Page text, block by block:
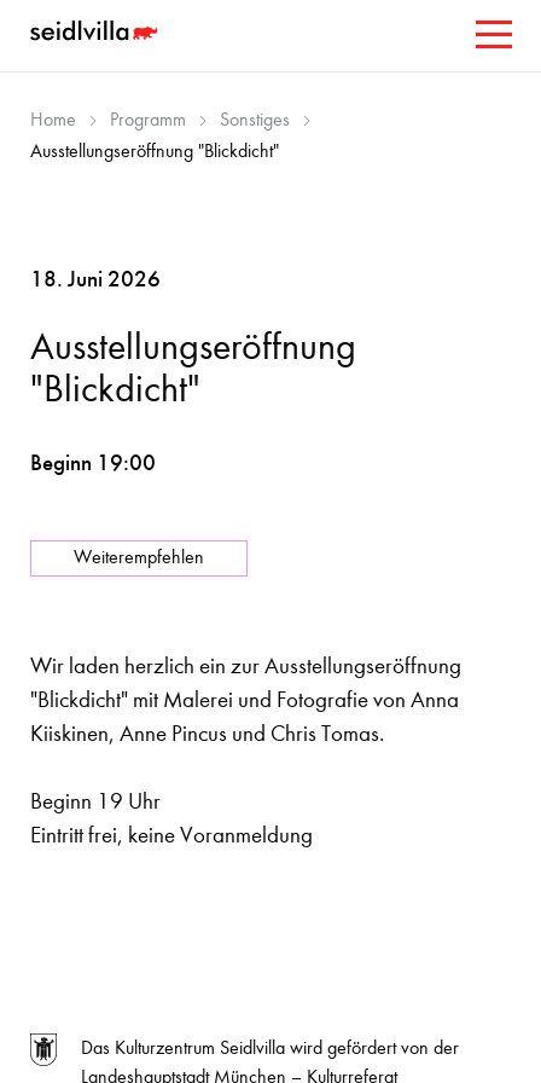
Home Programm
Sonstiges
Ausstellungseröffnung "Blickdicht"
18. Juni 2026
Ausstellungseröffnung
"Blickdicht"
Beginn 19:00
Weiterempfehlen
Wir laden herzlich ein zur Ausstellungseröffnung
"Blickdicht" mit Malerei und Fotografie von Anna
Kiiskinen, Anne Pincus und Chris Tomas.
Beginn 19 Uhr
Eintritt frei, keine Voranmeldung
Das Kulturzentrum Seidlvilla wird gefördert von der
Landeshauptstadt München – Kulturreferat